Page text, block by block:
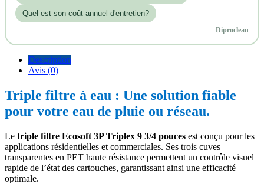
Quel est son coût annuel d'entretien?
Diproclean
Description
Avis (0)
Triple filtre à eau : Une solution fiable
pour votre eau de pluie ou réseau.
Le triple filtre Ecosoft 3P Triplex 9 3/4 pouces est conçu pour les
applications résidentielles et commerciales. Ses trois cuves
transparentes en PET haute résistance permettent un contrôle visuel
rapide de l’état des cartouches, garantissant ainsi une efficacité
optimale.